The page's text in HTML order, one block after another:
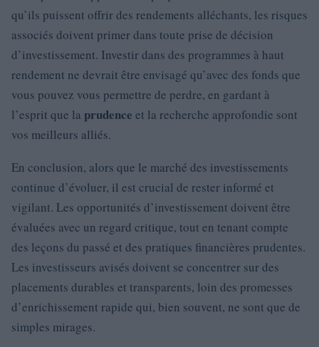
qu’ils puissent offrir des rendements alléchants, les risques
associés doivent primer dans toute prise de décision
d’investissement. Investir dans des programmes à haut
rendement ne devrait être envisagé qu’avec des fonds que
vous pouvez vous permettre de perdre, en gardant à
l’esprit que la prudence et la recherche approfondie sont
vos meilleurs alliés.
En conclusion, alors que le marché des investissements
continue d’évoluer, il est crucial de rester informé et
vigilant. Les opportunités d’investissement doivent être
évaluées avec un regard critique, tout en tenant compte
des leçons du passé et des pratiques financières prudentes.
Les investisseurs avisés doivent se concentrer sur des
placements durables et transparents, loin des promesses
d’enrichissement rapide qui, bien souvent, ne sont que de
simples mirages.